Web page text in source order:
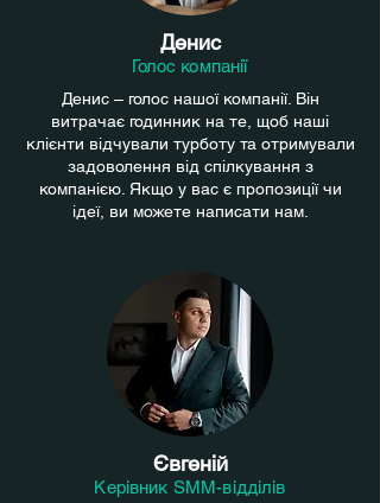
Денис
Голос компанії
Денис – голос нашої компанії. Він
витрачає годинник на те, щоб наші
клієнти відчували турботу та отримували
задоволення від спілкування з
компанією. Якщо у вас є пропозиції чи
ідеї, ви можете написати нам.
Євгеній
Керівник SMM-відділів